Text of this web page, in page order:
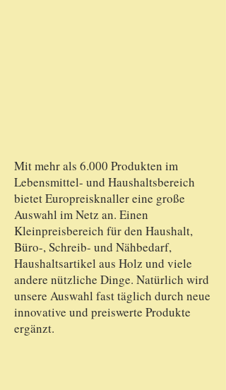
Mit mehr als 6.000 Produkten im
Lebensmittel- und Haushaltsbereich
bietet Europreisknaller eine große
Auswahl im Netz an. Einen
Kleinpreisbereich für den Haushalt,
Büro-, Schreib- und Nähbedarf,
Haushaltsartikel aus Holz und viele
andere nützliche Dinge. Natürlich wird
unsere Auswahl fast täglich durch neue
innovative und preiswerte Produkte
ergänzt.